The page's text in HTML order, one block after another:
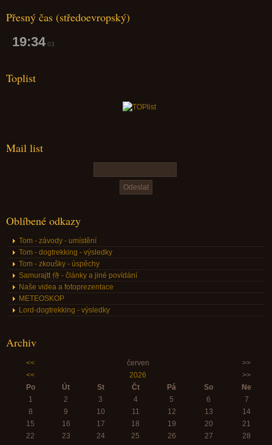
Přesný čas (středoevropský)
19:34 04
Toplist
Mail list
Oblíbené odkazy
Tom - závody - umístění
Tom - dogtrekking - výsledky
Tom - zkoušky - úspěchy
Samurajtt 侍 - články a jiné povídání
Naše videa a fotoprezentace
METEOSKOP
Lord-dogtrekking - výsledky
Archiv
<< červen
>>
<<
2026
>>
Po
Út St Čt Pá So
Ne
1
2 3 4 5 6
7
8
9 10 11 12 13
14
15
16 17 18 19 20
21
22
23 24 25 26 27
28